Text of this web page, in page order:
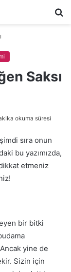
Saksı
okuma süresi
sıra onun
bu yazımızda,
etmeniz
bir bitki
Ancak yine de
Sizin için